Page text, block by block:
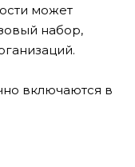
может
набор,
включаются в